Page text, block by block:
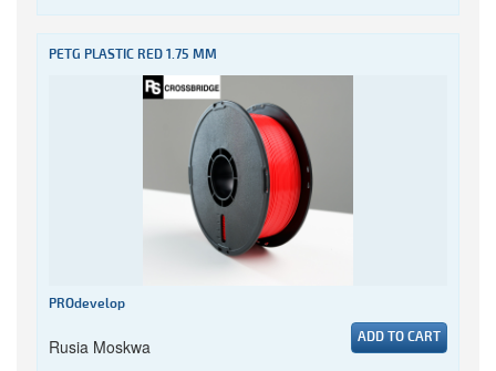
PETG PLASTIC RED 1.75 MM
PROdevelop
Rusia Moskwa ADD TO CART